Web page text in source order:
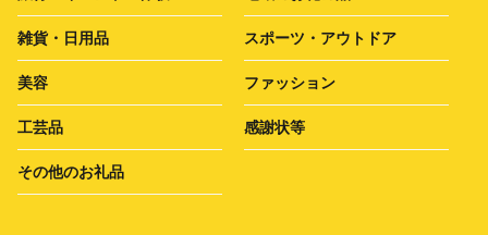
雑貨・日用品 スポーツ・アウトドア
美容 ファッション
工芸品 感謝状等
その他のお礼品